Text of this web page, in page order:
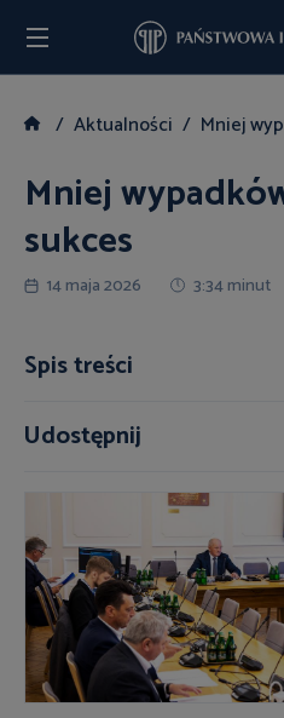
Aktualności Mniej
Mniej
sukces
14 maja 2026 3:34 minut
Spis treści
Udostępnij